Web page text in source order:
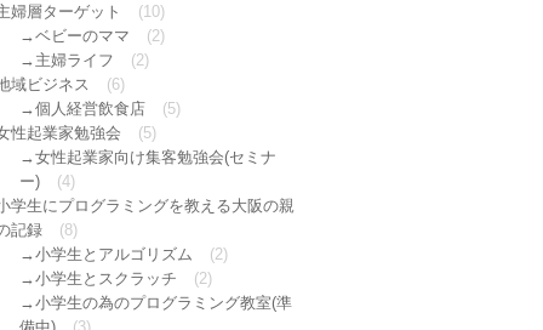
婦層ターゲット
(10)
ベビーのママ
(2)
主婦ライフ
(2)
域ビジネス
(6)
個人経営飲食店
(5)
性起業家勉強会
(5)
女性起業家向け集客勉強会(セミナ
ー)
(4)
学生にプログラミングを教える大阪の親
記録
(8)
小学生とアルゴリズム
(2)
小学生とスクラッチ
(2)
小学生の為のプログラミング教室(準